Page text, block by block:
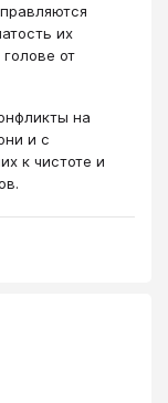
их
от
на
и с
к чистоте и